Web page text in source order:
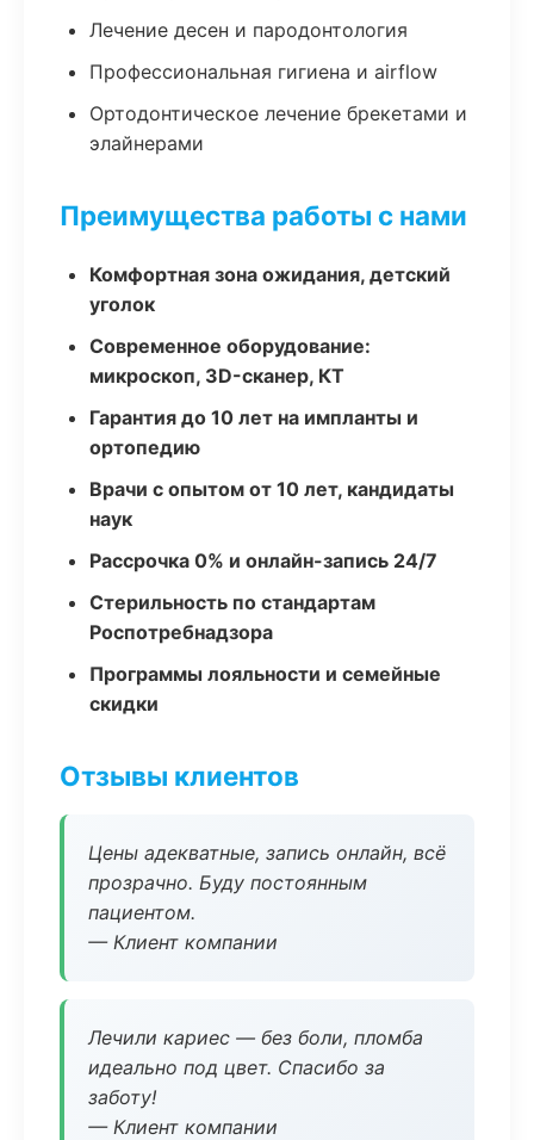
Лечение десен и пародонтология
Профессиональная гигиена и airflow
Ортодонтическое лечение брекетами и
элайнерами
Преимущества работы с нами
Комфортная зона ожидания, детский
уголок
Современное оборудование:
микроскоп, 3D-сканер, КТ
Гарантия до 10 лет на импланты и
ортопедию
Врачи с опытом от 10 лет, кандидаты
наук
Рассрочка 0% и онлайн-запись 24/7
Стерильность по стандартам
Роспотребнадзора
Программы лояльности и семейные
скидки
Отзывы клиентов
Цены адекватные, запись онлайн, всё
прозрачно. Буду постоянным
пациентом.
— Клиент компании
Лечили кариес — без боли, пломба
идеально под цвет. Спасибо за
заботу!
— Клиент компании